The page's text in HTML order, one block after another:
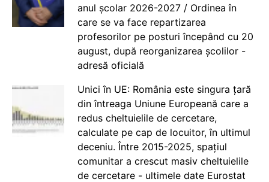
anul școlar 2026-2027 / Ordinea în
care se va face repartizarea
profesorilor pe posturi începând cu 20
august, după reorganizarea școlilor -
adresă oficială
Unici în UE: România este singura țară
din întreaga Uniune Europeană care a
redus cheltuielile de cercetare,
calculate pe cap de locuitor, în ultimul
deceniu. Între 2015-2025, spațiul
comunitar a crescut masiv cheltuielile
de cercetare - ultimele date Eurostat